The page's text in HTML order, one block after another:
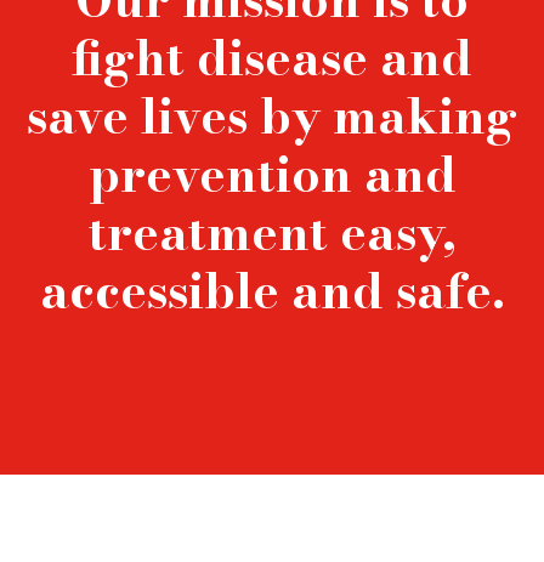
fight disease and
save lives by making
prevention and
treatment easy,
accessible and safe.